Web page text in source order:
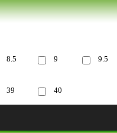
8.5 9
9.5
39 40